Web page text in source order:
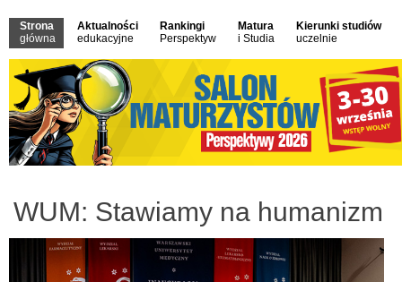
Strona
główna
Aktualności
edukacyjne
Rankingi
Perspektyw
Matura
i Studia
Kierunki studiów
uczelnie
WUM: Stawiamy na humanizm